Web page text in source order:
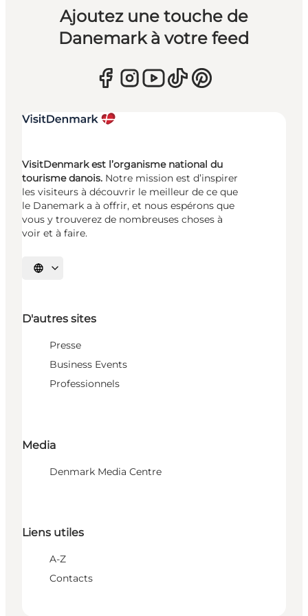
Ajoutez une touche de
Danemark à votre feed
VisitDenmark est l’organisme national du
tourisme danois. Notre mission est d’inspirer
les visiteurs à découvrir le meilleur de ce que
le Danemark a à offrir, et nous espérons que
vous y trouverez de nombreuses choses à
voir et à faire.
Choisissez la langue
D'autres sites
Presse
Business Events
Professionnels
Media
Denmark Media Centre
Liens utiles
A-Z
Contacts